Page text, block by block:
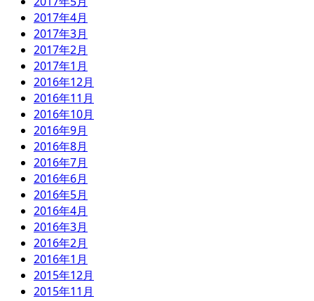
2017年4月
2017年3月
2017年2月
2017年1月
2016年12月
2016年11月
2016年10月
2016年9月
2016年8月
2016年7月
2016年6月
2016年5月
2016年4月
2016年3月
2016年2月
2016年1月
2015年12月
2015年11月